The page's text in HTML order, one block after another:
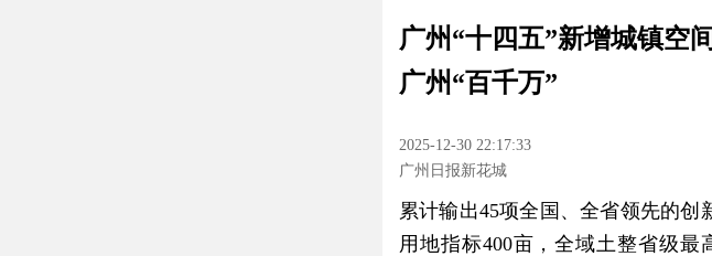
广州“十四五”新增城镇空
广州“百千万”
2025-12-30 22:17:33
广州日报新花城
累计输出45项全国、全省领先的
用地指标400亩，全域土整省级